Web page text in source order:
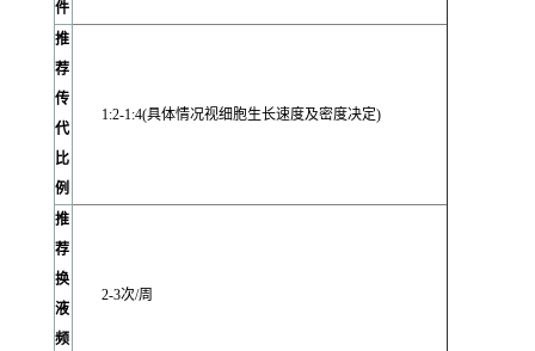
件
推
荐
传
代
比
例
1:2-1:4(具体情况视细胞生长速度及密度决定)
推
荐
换
液
频
2-3次/周